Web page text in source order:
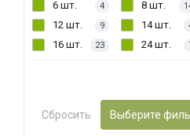
6 шт. 4 8 шт.
12 шт. 9 14 шт.
16 шт. 23 24 шт.
Сбросить Выберите